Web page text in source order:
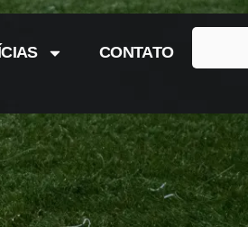
CONTATO